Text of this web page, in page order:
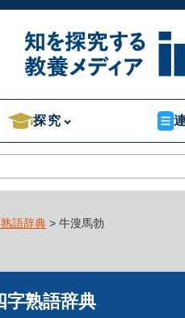
探究
語辞典 > 牛溲馬勃
字熟語辞典